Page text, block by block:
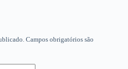
Campos obrigatórios são